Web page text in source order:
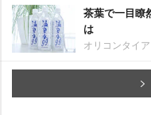
茶葉で一目瞭
は
オリコンタイ